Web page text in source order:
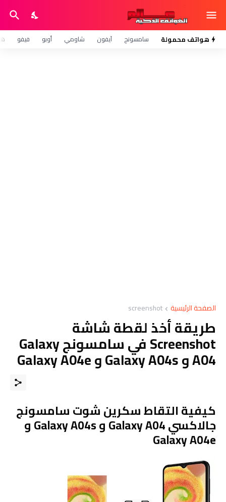
هواتف محمولة سامسونج آيفون شاومي أوبو فيفو
الصفحة الرئيسية screenshot
طريقة أخذ لقطة شاشة
Screenshot في سامسونج Galaxy
A04 و Galaxy A04s و Galaxy A04e
كيفية التقاط سكرين شوت سامسونج
جالاكسي Galaxy A04 و Galaxy A04s و
Galaxy A04e